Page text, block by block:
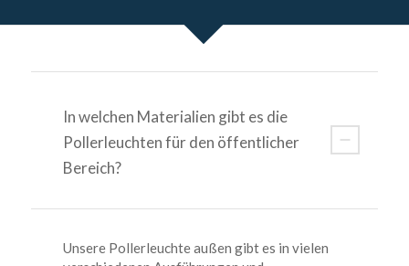
In welchen Materialien gibt es die
Pollerleuchten für den öffentlicher
Bereich?
Unsere Pollerleuchte außen gibt es in vielen